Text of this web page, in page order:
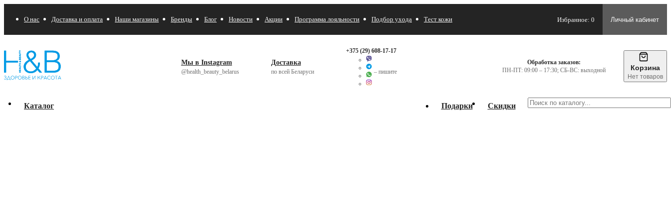
О нас Доставка и оплата Наши магазины Бренды Блог Новости Акции Программа лояльности Подбор ухода Тест кожи Избранное: 0 Личный кабинет
Мы в Instagram
@health_beauty_belarus
Доставка
по всей Беларуси
+375 (29) 608-17-17
– пишите
Обработка заказов:
ПН-ПТ: 09:00 – 17:30; СБ-ВС: выходной
Корзина
Нет товаров
Каталог Подарки Скидки